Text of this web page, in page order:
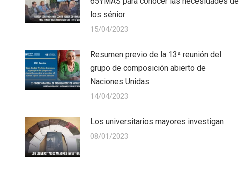
los sénior
15/04/2023
Resumen previo de la 13ª reunión del
grupo de composición abierto de
Naciones Unidas
14/04/2023
Los universitarios mayores investigan
08/01/2023